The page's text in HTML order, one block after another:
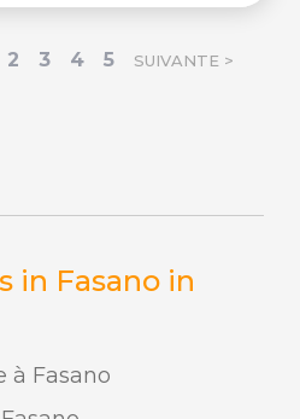
in Fasano in
à Fasano
2 3 4 5 SUIVANTE >